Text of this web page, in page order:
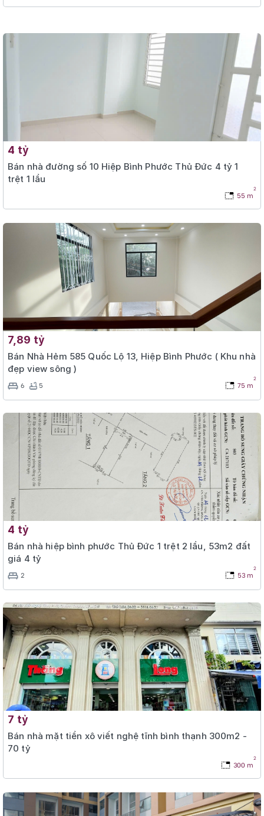
4 tỷ
Bán nhà đường số 10 Hiệp Bình Phước Thủ Đức 4 tỷ 1
trệt 1 lầu
55 m
2
7,89 tỷ
Bán Nhà Hẻm 585 Quốc Lộ 13, Hiệp Bình Phước ( Khu nhà
đẹp view sông )
6 5 75 m
2
4 tỷ
Bán nhà hiệp bình phước Thủ Đức 1 trệt 2 lầu, 53m2 đất
giá 4 tỷ
2 53 m
2
7 tỷ
Bán nhà mặt tiền xô viết nghệ tĩnh bình thạnh 300m2 -
70 tỷ
300 m
2